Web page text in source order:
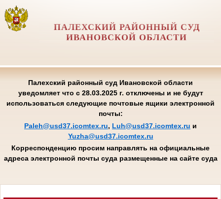
ПАЛЕХСКИЙ РАЙОННЫЙ СУД
ИВАНОВСКОЙ ОБЛАСТИ
Палехский районный суд Ивановской области
уведомляет что с 28.03.2025 г. отключены и не будут
использоваться следующие почтовые ящики электронной
почты:
Paleh@usd37.icomtex.ru, Luh@usd37.icomtex.ru и
Yuzha@usd37.icomtex.ru
Корреспонденцию просим направлять на официальные
адреса электронной почты суда размещенные на сайте суда